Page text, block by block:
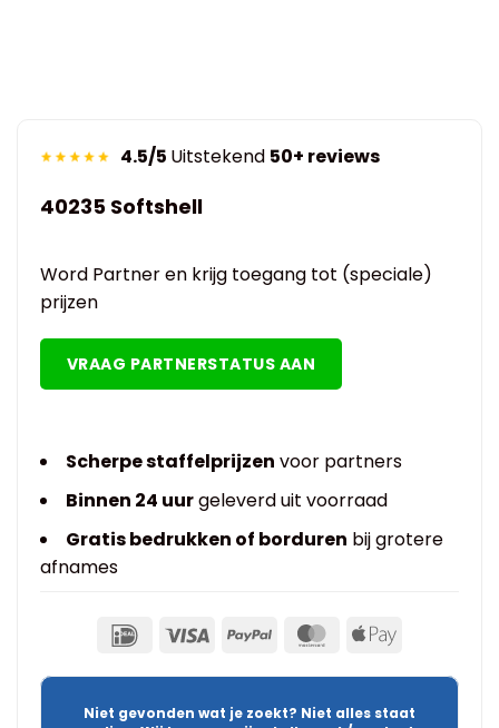
4.5/5 Uitstekend 50+ reviews
40235 Softshell
Word Partner en krijg toegang tot (speciale)
prijzen
VRAAG PARTNERSTATUS AAN
Scherpe staffelprijzen voor partners
Binnen 24 uurgeleverd uit voorraad
Gratis bedrukken of borduren bij grotere
afnames
Niet gevonden wat je zoekt? Niet alles staat